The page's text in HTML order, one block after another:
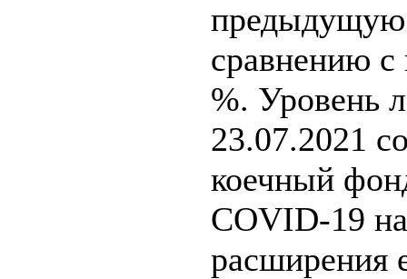
предыдущую
сравнению
%. Уровень
23.07.2021
коечный
COVID-19
расширения